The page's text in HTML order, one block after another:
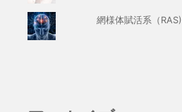
網様体賦活系（RAS)